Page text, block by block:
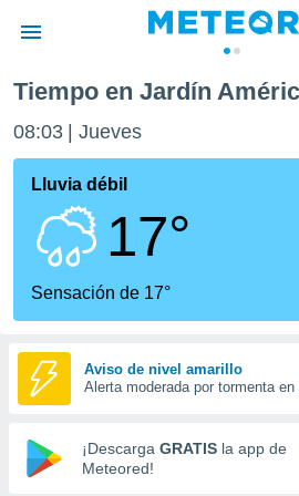
de
ha sido
para
que se
calidad.
a este
las
y
forma
digital
basada
Tiempo en Jardín
08:03 Jueves
Lluvia débil
17°
Sensación de 17°
Aviso de nivel amarillo
Alerta moderada por tormenta
¡Descarga GRATIS la app de
Meteored!